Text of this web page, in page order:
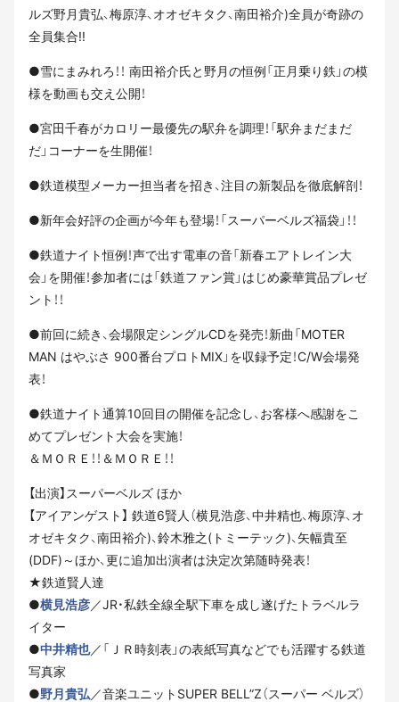
ルズ野月貴弘、梅原淳、オオゼキタク、南田裕介)全員が奇跡の
全員集合!!
●雪にまみれろ！！ 南田裕介氏と野月の恒例「正月乗り鉄」の模
様を動画も交え公開！
●宮田千春がカロリー最優先の駅弁を調理！「駅弁まだまだ
だ」コーナーを生開催！
●鉄道模型メーカー担当者を招き、注目の新製品を徹底解剖！
●新年会好評の企画が今年も登場！「スーパーベルズ福袋」！！
●鉄道ナイト恒例！声で出す電車の音「新春エアトレイン大
会」を開催！参加者には「鉄道ファン賞」はじめ豪華賞品プレゼ
ント！！
●前回に続き、会場限定シングルCDを発売！新曲「MOTER
MAN はやぶさ 900番台プロトMIX」を収録予定！C/W会場発
表！
●鉄道ナイト通算10回目の開催を記念し、お客様へ感謝をこ
めてプレゼント大会を実施！
＆ＭＯＲＥ！！＆ＭＯＲＥ！！
【出演】スーパーベルズ ほか
【アイアンゲスト】 鉄道6賢人（横見浩彦、中井精也、梅原淳、オ
オゼキタク、南田裕介)、鈴木雅之(トミーテック)、矢幅貴至
(DDF)～ほか、更に追加出演者は決定次第随時発表！
★鉄道賢人達
●横見浩彦／JR・私鉄全線全駅下車を成し遂げたトラベルラ
イター
●中井精也／「ＪＲ時刻表」の表紙写真などでも活躍する鉄道
写真家
●野月貴弘／音楽ユニットSUPER BELL”Z（スーパー ベルズ）